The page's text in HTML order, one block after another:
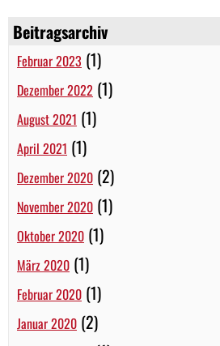
Beitragsarchiv
Februar 2023 (1)
Dezember 2022 (1)
August 2021 (1)
April 2021 (1)
Dezember 2020 (2)
November 2020 (1)
Oktober 2020 (1)
März 2020 (1)
Februar 2020 (1)
Januar 2020 (2)